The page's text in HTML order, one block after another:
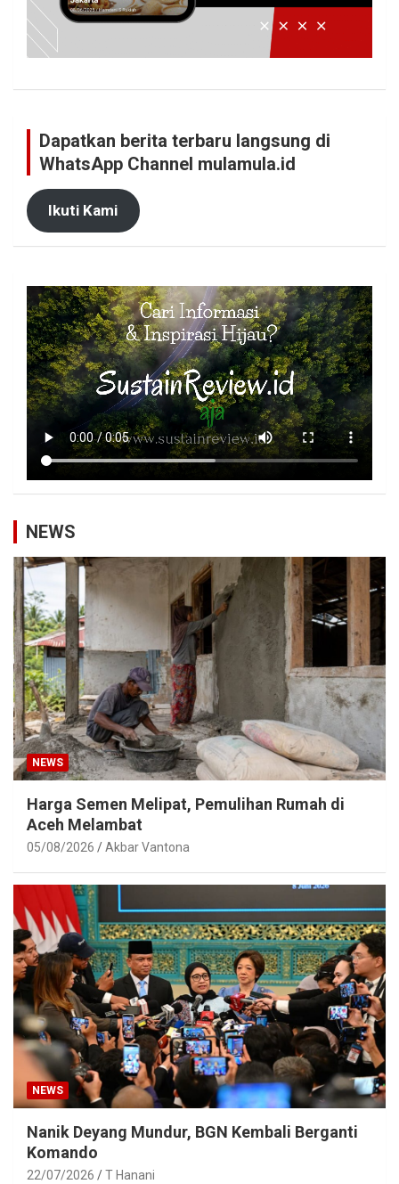
Dapatkan berita terbaru langsung di
WhatsApp Channel mulamula.id
Ikuti Kami
NEWS
NEWS
Harga Semen Melipat, Pemulihan Rumah di
Aceh Melambat
05/08/2026 Akbar Vantona
NEWS
Nanik Deyang Mundur, BGN Kembali Berganti
Komando
22/07/2026 T Hanani